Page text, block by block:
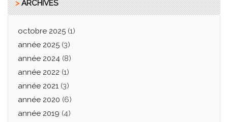
>ARCHIVES
octobre 2025(1)
année 2025(3)
année 2024(8)
année 2022 (1)
année 2021(3)
année 2020 (6)
année 2019 (4)